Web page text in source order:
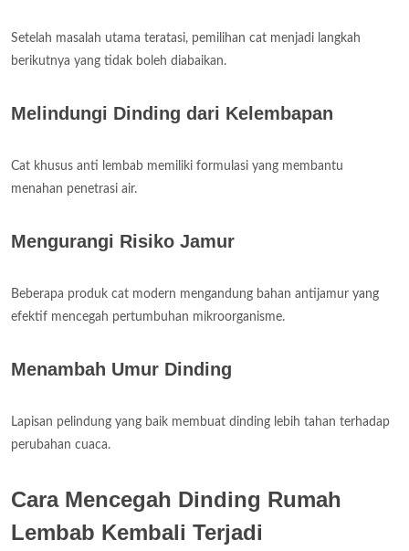
Setelah masalah utama teratasi, pemilihan cat menjadi langkah
berikutnya yang tidak boleh diabaikan.
Melindungi Dinding dari Kelembapan
Cat khusus anti lembab memiliki formulasi yang membantu
menahan penetrasi air.
Mengurangi Risiko Jamur
Beberapa produk cat modern mengandung bahan antijamur yang
efektif mencegah pertumbuhan mikroorganisme.
Menambah Umur Dinding
Lapisan pelindung yang baik membuat dinding lebih tahan terhadap
perubahan cuaca.
Cara Mencegah Dinding Rumah
Lembab Kembali Terjadi